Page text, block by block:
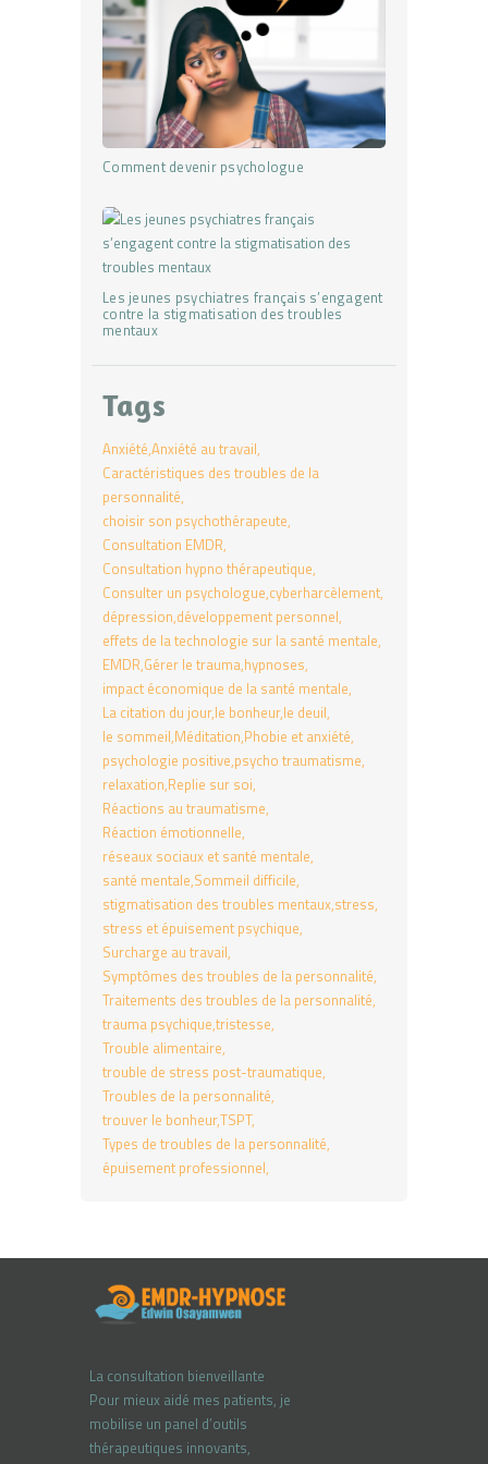
Comment devenir psychologue
Les jeunes psychiatres français s’engagent
contre la stigmatisation des troubles
mentaux
Tags
Anxiété Anxiété au travail
Caractéristiques des troubles de la
personnalité
choisir son psychothérapeute
Consultation EMDR
Consultation hypno thérapeutique
Consulter un psychologue cyberharcèlement
dépression développement personnel
effets de la technologie sur la santé mentale
EMDR Gérer le trauma hypnoses
impact économique de la santé mentale
La citation du jour le bonheur le deuil
le sommeil Méditation Phobie et anxiété
psychologie positive psycho traumatisme
relaxation Replie sur soi
Réactions au traumatisme
Réaction émotionnelle
réseaux sociaux et santé mentale
santé mentale Sommeil difficile
stigmatisation des troubles mentaux stress
stress et épuisement psychique
Surcharge au travail
Symptômes des troubles de la personnalité
Traitements des troubles de la personnalité
trauma psychique tristesse
Trouble alimentaire
trouble de stress post-traumatique
Troubles de la personnalité
trouver le bonheurTSPT
Types de troubles de la personnalité
épuisement professionnel
La consultation bienveillante
Pour mieux aidé mes patients, je
mobilise un panel d’outils
thérapeutiques innovants,